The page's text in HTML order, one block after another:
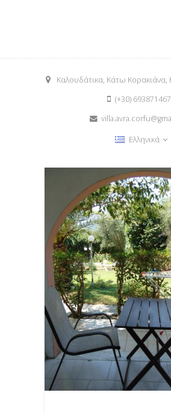
Καλουδάτικα, Κάτω Κορακιάνα,
(+30)
Ελληνικά